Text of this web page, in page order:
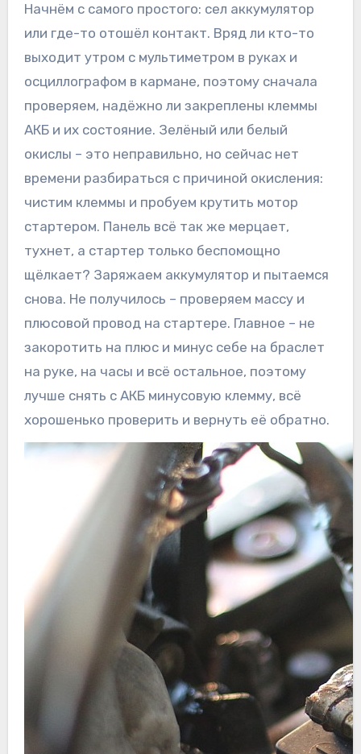
Начнём с самого простого: сел аккумулятор
или где-то отошёл контакт. Вряд ли кто-то
выходит утром с мультиметром в руках и
осциллографом в кармане, поэтому сначала
проверяем, надёжно ли закреплены клеммы
АКБ и их состояние. Зелёный или белый
окислы – это неправильно, но сейчас нет
времени разбираться с причиной окисления:
чистим клеммы и пробуем крутить мотор
стартером. Панель всё так же мерцает,
тухнет, а стартер только беспомощно
щёлкает? Заряжаем аккумулятор и пытаемся
снова. Не получилось – проверяем массу и
плюсовой провод на стартере. Главное – не
закоротить на плюс и минус себе на браслет
на руке, на часы и всё остальное, поэтому
лучше снять с АКБ минусовую клемму, всё
хорошенько проверить и вернуть её обратно.